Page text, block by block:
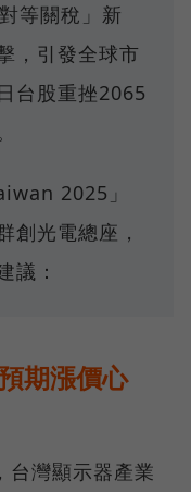
等關稅」新
，引發全球市
台股重挫2065
2025」
創光電總座，
議：
期漲價心
台灣顯示器產業